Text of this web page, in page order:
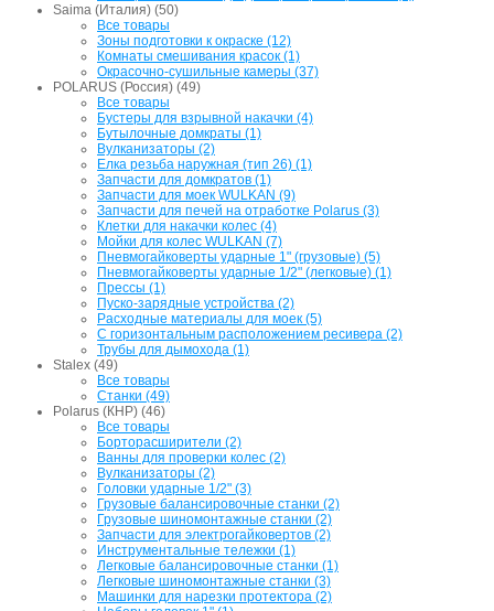
Saima (Италия) (50)
Все товары
Зоны подготовки к окраске (12)
Комнаты смешивания красок (1)
Окрасочно-сушильные камеры (37)
POLARUS (Россия) (49)
Все товары
Бустеры для взрывной накачки (4)
Бутылочные домкраты (1)
Вулканизаторы (2)
Елка резьба наружная (тип 26) (1)
Запчасти для домкратов (1)
Запчасти для моек WULKAN (9)
Запчасти для печей на отработке Polarus (3)
Клетки для накачки колес (4)
Мойки для колес WULKAN (7)
Пневмогайковерты ударные 1" (грузовые) (5)
Пневмогайковерты ударные 1/2" (легковые) (1)
Прессы (1)
Пуско-зарядные устройства (2)
Расходные материалы для моек (5)
С горизонтальным расположением ресивера (2)
Трубы для дымохода (1)
Stalex (49)
Все товары
Станки (49)
Polarus (КНР) (46)
Все товары
Борторасширители (2)
Ванны для проверки колес (2)
Вулканизаторы (2)
Головки ударные 1/2" (3)
Грузовые балансировочные станки (2)
Грузовые шиномонтажные станки (2)
Запчасти для электрогайковертов (2)
Инструментальные тележки (1)
Легковые балансировочные станки (1)
Легковые шиномонтажные станки (3)
Машинки для нарезки протектора (2)